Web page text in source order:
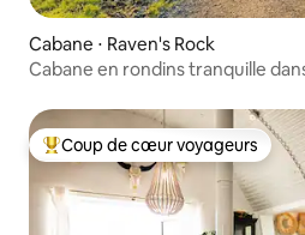
Cabane ⋅ Raven's Rock
Cabane en rondins tranquille
Coups de cœur voyageurs les
Coup de cœur voyageurs